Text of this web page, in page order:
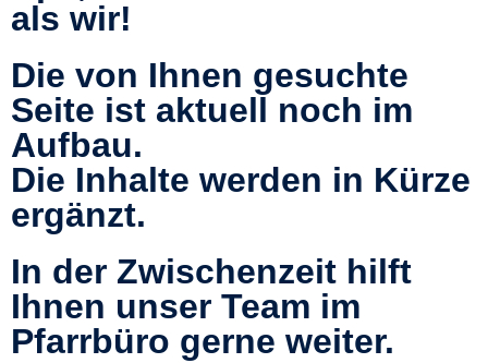
als wir!
Die von Ihnen gesuchte
Seite ist aktuell noch im
Aufbau.
Die Inhalte werden in Kürze
ergänzt.
In der Zwischenzeit hilft
Ihnen unser Team im
Pfarrbüro gerne weiter.